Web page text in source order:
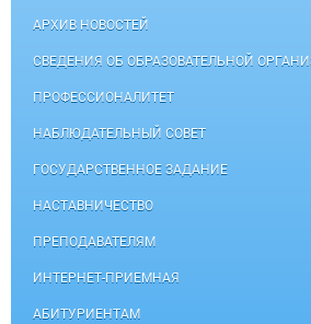
АРХИВ НОВОСТЕЙ
СВЕДЕНИЯ ОБ ОБРАЗОВАТЕЛЬНОЙ
ПРОФЕССИОНАЛИТЕТ
НАБЛЮДАТЕЛЬНЫЙ СОВЕТ
ГОСУДАРСТВЕННОЕ ЗАДАНИЕ
НАСТАВНИЧЕСТВО
ПРЕПОДАВАТЕЛЯМ
ИНТЕРНЕТ-ПРИЕМНАЯ
АБИТУРИЕНТАМ